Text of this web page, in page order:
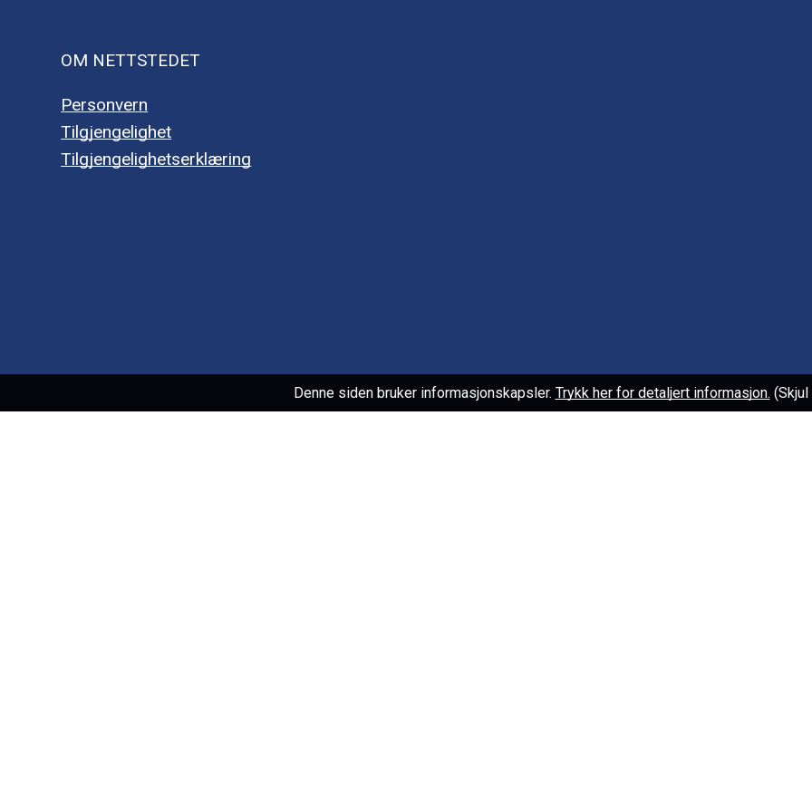
OM NETTSTEDET
Personvern
Tilgjengelighet
Tilgjengelighetserklæring
Denne siden bruker informasjonskapsler. Trykk her for detaljert informasjon.